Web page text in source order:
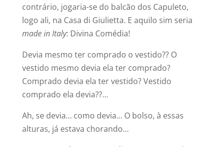
contrário, jogaria-se do balcão dos Capuleto,
logo ali, na Casa di Giulietta. E aquilo sim seria
made in Italy: Divina Comédia!
Devia mesmo ter comprado o vestido?? O
vestido mesmo devia ela ter comprado?
Comprado devia ela ter vestido? Vestido
comprado ela devia??…
Ah, se devia… como devia… O bolso, à essas
alturas, já estava chorando…